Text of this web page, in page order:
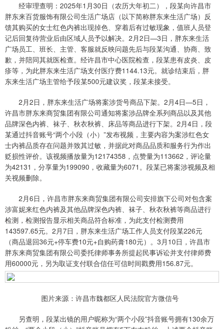
经审理查明：2025年1月30日（农历大年初二），段某向许昌市
胖东来百货服饰有限公司生活广场店（以下简称胖东来生活广场）反
馈其购买的女士红色内裤出现掉色、穿着后有过敏现象，值班人员登
记后回复待营业后由区域人员予以解决。2月2日—3日，胖东来生活
广场员工、班长、主管、客服就反映问题先后与段某沟通、协商、致
歉，并陪同其就医检查。经许昌市中心医院检查，段某患有皮炎、皮
疹等，为此胖东来生活广场支付医疗费1144.13元。就诊结束后，胖
东来生活广场主管给予段某500元建议奖，段某未接受。
2月2日，胖东来生活广场将案涉货号商品下架。2月4日—5日，
许昌市胖东来商贸集团有限公司通知将案涉品牌全系列商品以及其他
品牌深色内裤、袜子、秋衣秋裤、床品等商品进行下架。2月4日，段
某通过抖音账号“两个小段（小）”发布视频，主要内容为案涉红色女
士内裤品质存在问题并致其过敏，并据此对商品品质和服务行为作出
贬损性评价。该视频播放量为12174358，点赞量为113662，评论量
为42131，分享量为199090，收藏量为6071。段某已将案涉视频及相
关视频删除。
2月6日，许昌市胖东来商贸集团有限公司安排旗下公司对包含案
涉富妮来红色内裤及其他品牌深色内裤、袜子、秋衣秋裤等商品进行
检测，检测报告显示相关商品符合标准，为此支付检测费用
143597.65元。2月7日，胖东来生活广场工作人员支付段某226元
（商品退回36元+停车费10元+自购药膏180元）。3月10日，许昌市
胖东来商贸集团有限公司委托律师事务所提起民事诉讼并支付律师费
用60000元，另为取证支付联合信任可信时间戳费用156.87元。
图片来源：许昌市魏都区人民法院官方微信号
另查明，段某出镜的用户昵称为“两个小段”抖音账号拥有130余万